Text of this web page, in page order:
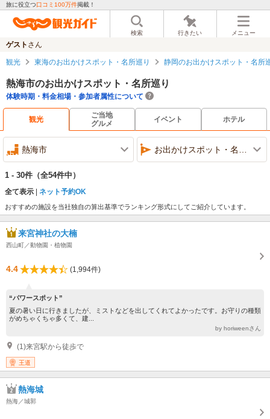
旅に役立つ口コミ100万件掲載！
検索 行きたい メニュー
ゲスト さん
観光 東海のお出かけスポット・名所巡り 静岡のお出かけスポット・名所
熱海市のお出かけスポット・名所巡り
体験時期・料金相場・参加者属性について
観光
ご当地
グルメ
イベント ホテル
熱海市 お出かけスポット・名所巡り
1 - 30件 （全54件中）
全て表示 ネット予約OK
おすすめの施設を当社独自の算出基準でランキング形式にしてご紹介しています。
来宮神社の大楠
西山町／動物園・植物園
4.4 (1,994件)
“パワースポット”
夏の暑い日に行きましたが、ミストなどを出してくれてよかったです。お守りの種類
がめちゃくちゃ多くて、建...
by horiweenさん
(1)来宮駅から徒歩で
王道
熱海城
熱海／城郭